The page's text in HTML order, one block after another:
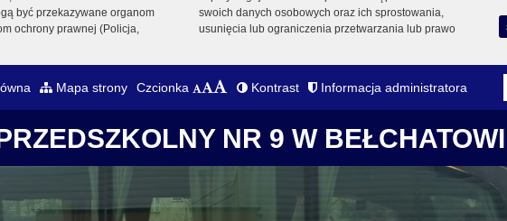
być przekazywane organom
ochrony prawnej (Policja,
swoich danych osobowych oraz ich sprostowania,
usunięcia lub ograniczenia przetwarzania lub prawo
Mapa strony Czcionka Kontrast Informacja administratora
NR 9 W